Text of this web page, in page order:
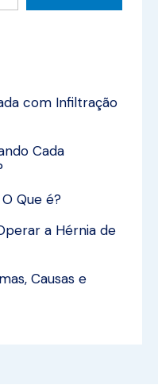
com Infiltração
Cada
Que é?
a Hérnia de
Causas e